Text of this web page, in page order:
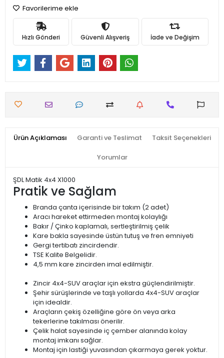
Favorilerime ekle
Hızlı Gönderi Güvenli Alışveriş İade ve Değişim
Ürün Açıklaması Garanti ve Teslimat Taksit Seçenekleri
Yorumlar
ŞDL Matik 4x4 X1000
Pratik ve Sağlam
Branda çanta içerisinde bir takım (2 adet)
Aracı hareket ettirmeden montaj kolaylığı
Bakır / Çinko kaplamalı, sertleştirilmiş çelik
Kare bakla sayesinde üstün tutuş ve fren emniyeti
Gergi tertibatı zincirdendir.
TSE Kalite Belgelidir.
4,5 mm kare zincirden imal edilmiştir.
Zincir 4x4-SUV araçlar için ekstra güçlendirilmiştir.
Şehir sürüşlerinde ve taşlı yollarda 4x4-SUV araçlar
için idealdir.
Araçların çekiş özelliğine göre ön veya arka
tekerlerine takılması önerilir.
Çelik halat sayesinde iç çember alanında kolay
montaj imkanı sağlar.
Montaj için lastiği yuvasından çıkarmaya gerek yoktur.